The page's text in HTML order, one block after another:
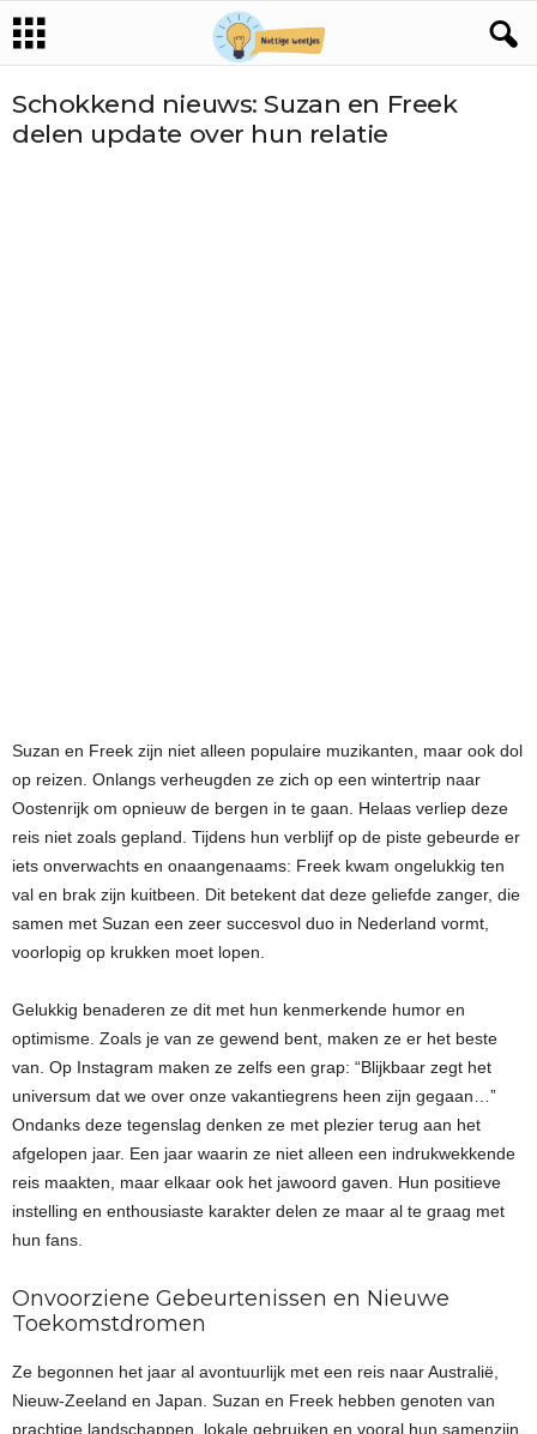
Schokkend nieuws: Suzan en Freek
delen update over hun relatie
Suzan en Freek zijn niet alleen populaire muzikanten, maar ook dol
op reizen. Onlangs verheugden ze zich op een wintertrip naar
Oostenrijk om opnieuw de bergen in te gaan. Helaas verliep deze
reis niet zoals gepland. Tijdens hun verblijf op de piste gebeurde er
iets onverwachts en onaangenaams: Freek kwam ongelukkig ten
val en brak zijn kuitbeen. Dit betekent dat deze geliefde zanger, die
samen met Suzan een zeer succesvol duo in Nederland vormt,
voorlopig op krukken moet lopen.
Gelukkig benaderen ze dit met hun kenmerkende humor en
optimisme. Zoals je van ze gewend bent, maken ze er het beste
van. Op Instagram maken ze zelfs een grap: “Blijkbaar zegt het
universum dat we over onze vakantiegrens heen zijn gegaan…”
Ondanks deze tegenslag denken ze met plezier terug aan het
afgelopen jaar. Een jaar waarin ze niet alleen een indrukwekkende
reis maakten, maar elkaar ook het jawoord gaven. Hun positieve
instelling en enthousiaste karakter delen ze maar al te graag met
hun fans.
Onvoorziene Gebeurtenissen en Nieuwe
Toekomstdromen
Ze begonnen het jaar al avontuurlijk met een reis naar Australië,
Nieuw-Zeeland en Japan. Suzan en Freek hebben genoten van
prachtige landschappen, lokale gebruiken en vooral hun samenzijn.